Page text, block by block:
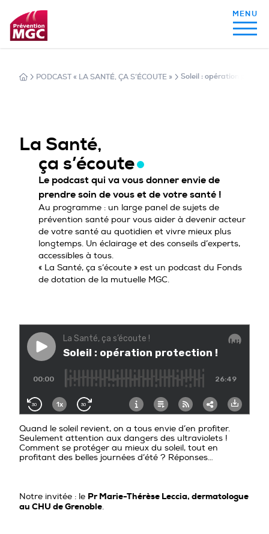
MON ALIMENTATION
MON ACTIVITÉ PHYSIQUE
MA SANTÉ AU QUOTIDIEN
PROFESSIONNELS DE LA PRÉVENTION
PODCAST « LA SANTÉ, ÇA S’ÉCOUTE » Soleil : opération
La Santé,
ça s’écoute
Le podcast qui va vous donner envie de
prendre soin de vous et de votre santé !
Au programme : un large panel de sujets de
prévention santé pour vous aider à devenir acteur
de votre santé au quotidien et vivre mieux plus
longtemps. Un éclairage et des conseils d’experts,
accessibles à tous.
« La Santé, ça s’écoute » est un podcast du Fonds
de dotation de la mutuelle MGC.
Quand le soleil revient, on a tous envie d’en profiter.
Seulement attention aux dangers des ultraviolets !
Comment se protéger au mieux du soleil, tout en
profitant des belles journées d’été ? Réponses…
Notre invitée : le Pr Marie-Thérèse Leccia, dermatologue
au CHU de Grenoble.